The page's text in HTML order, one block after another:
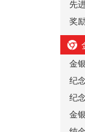
先
奖
金
纪
纪
金